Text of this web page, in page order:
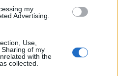
my
Advertising.
Use,
of my
with the
collected.